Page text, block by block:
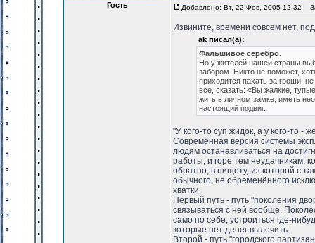
Гость
Добавлено: Вт, 22 Фев, 2005 12:32
Извините, времени совсем нет,
ak писал(а):
Фальшивое серебро.
Но у жителей нашей страны
забором. Никто не поможет,
приходится пахать за гроши,
все, сказать: «Вы жалкие,
жить в личном замке, иметь
настоящий подвиг.
"У кого-то суп жидок, а у кого-то -
Современная версия системы
людям останавливаться на
работы, и горе тем неудачникам,
обратно, в нищету, из которой с
обычного, не обременённого
хватки.
Первый путь - путь "поколения
связываться с ней вообще.
само по себе, устроиться где-
которые нет денег вылечить.
Второй - путь "городского